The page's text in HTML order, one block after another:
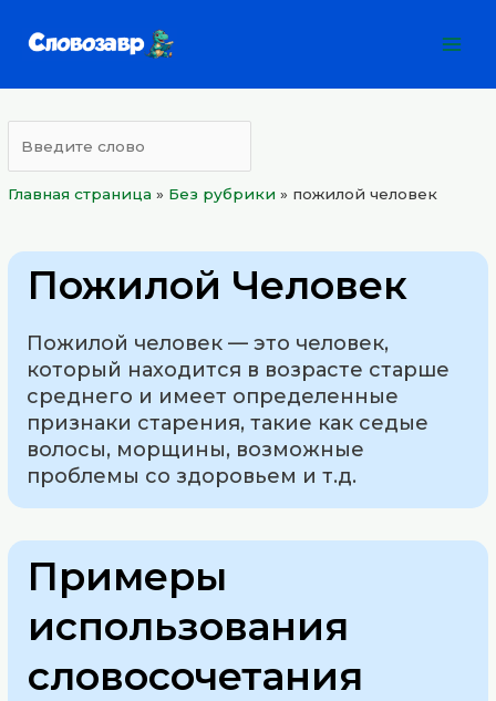
Главная страница » Без рубрики » пожилой человек
Пожилой Человек
Пожилой человек — это человек,
который находится в возрасте старше
среднего и имеет определенные
признаки старения, такие как седые
волосы, морщины, возможные
проблемы со здоровьем и т.д.
Примеры
использования
словосочетания